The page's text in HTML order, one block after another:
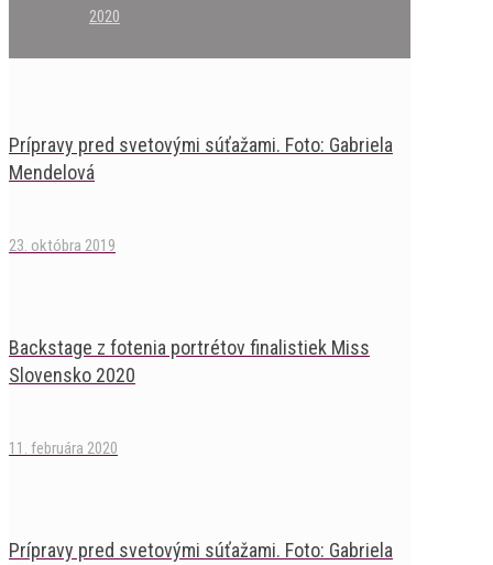
2020
Prípravy pred svetovými súťažami. Foto: Gabriela
Mendelová
23. októbra 2019
Backstage z fotenia portrétov finalistiek Miss
Slovensko 2020
11. februára 2020
Prípravy pred svetovými súťažami. Foto: Gabriela